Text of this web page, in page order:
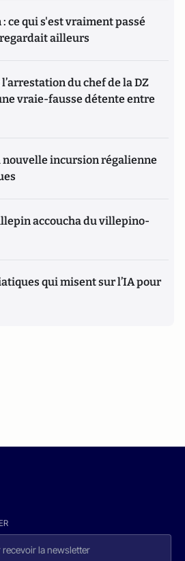
ce qui s'est vraiment passé
ailleurs
du chef de la DZ
vraie-fausse détente entre
nouvelle incursion régalienne
accoucha du villepino-
qui misent sur l’IA pour